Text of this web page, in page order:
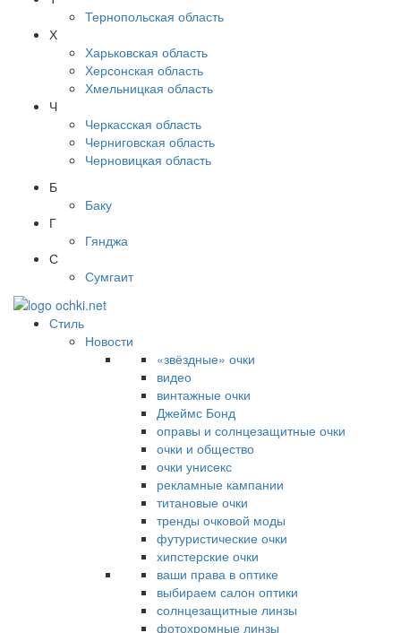
Тернопольская область
Х
Харьковская область
Херсонская область
Хмельницкая область
Ч
Черкасская область
Черниговская область
Черновицкая область
Б
Баку
Г
Гянджа
С
Сумгаит
Стиль
Новости
«звёздные» очки
видео
винтажные очки
Джеймс Бонд
оправы и солнцезащитные очки
очки и общество
очки унисекс
рекламные кампании
титановые очки
тренды очковой моды
футуристические очки
хипстерские очки
ваши права в оптике
выбираем салон оптики
солнцезащитные линзы
фотохромные линзы